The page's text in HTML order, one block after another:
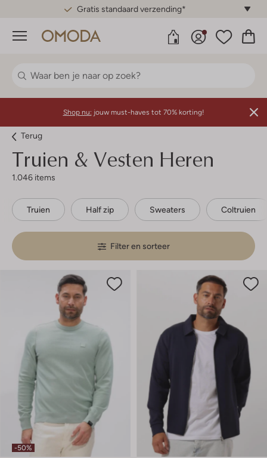
Gratis standaard verzending*
Menu
Shop nu: jouw must-haves tot 70% korting!
Terug
Truien & Vesten Heren
1.046 items
Truien Half zip Sweaters Coltruien
Filter en sorteer
-50%